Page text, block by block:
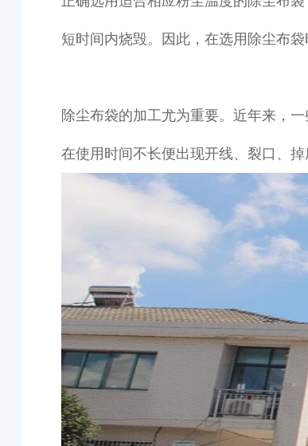
短时间内烧毁。因此，在选用除尘布
除尘布袋的加工尤为重要。近年来，
在使用时间不长便出现开线、裂口、